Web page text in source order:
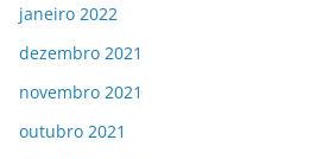
janeiro 2022
dezembro 2021
novembro 2021
outubro 2021